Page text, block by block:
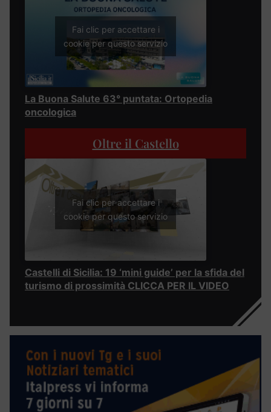
Fai clic per accettare i
cookie per questo servizio
La Buona Salute 63° puntata: Ortopedia
oncologica
Oltre il Castello
Fai clic per accettare i
cookie per questo servizio
Castelli di Sicilia: 19 ‘mini guide’ per la sfida del
turismo di prossimità CLICCA PER IL VIDEO